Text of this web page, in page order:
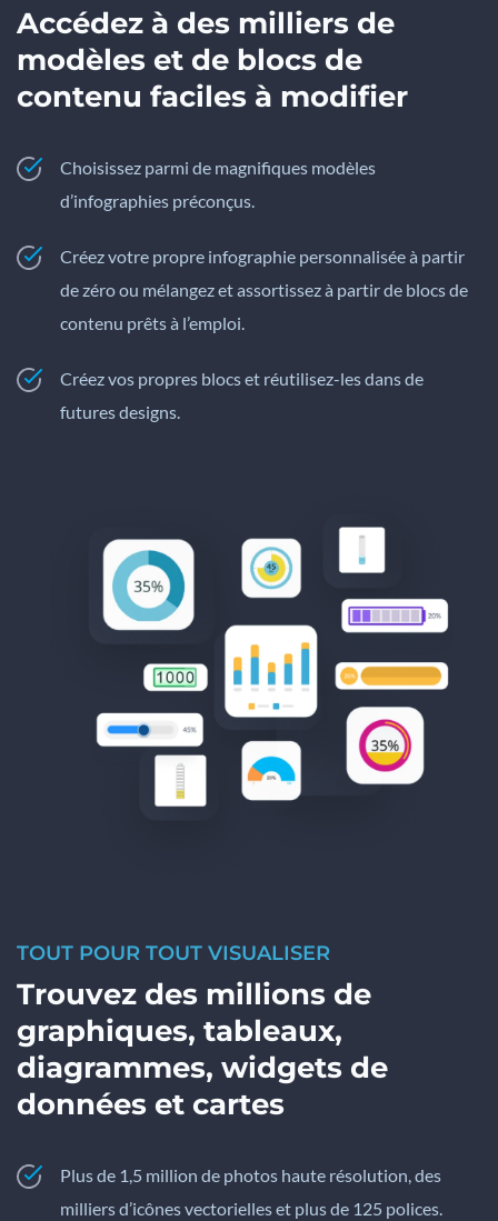
Accédez à des milliers de
modèles et de blocs de
contenu faciles à modifier
Choisissez parmi de magnifiques modèles
d’infographies préconçus.
Créez votre propre infographie personnalisée à partir
de zéro ou mélangez et assortissez à partir de blocs de
contenu prêts à l’emploi.
Créez vos propres blocs et réutilisez-les dans de
futures designs.
TOUT POUR TOUT VISUALISER
Trouvez des millions de
graphiques, tableaux,
diagrammes, widgets de
données et cartes
Plus de 1,5 million de photos haute résolution, des
milliers d’icônes vectorielles et plus de 125 polices.